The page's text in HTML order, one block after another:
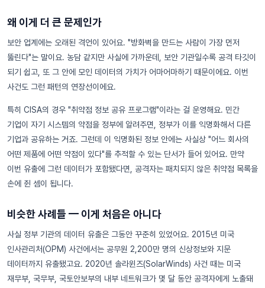
왜 이게 더 큰 문제인가
보안 업계에는 오래된 격언이 있어요. "방화벽을 만드는 사람이 가장 먼저
뚫린다"는 말이요. 농담 같지만 사실에 가까운데, 보안 기관일수록 공격 타깃이
되기 쉽고, 또 그 안에 모인 데이터의 가치가 어마어마하기 때문이에요. 이번
사건도 그런 패턴의 연장선이에요.
특히 CISA의 경우 "취약점 정보 공유 프로그램"이라는 걸 운영해요. 민간
기업이 자기 시스템의 약점을 정부에 알려주면, 정부가 이를 익명화해서 다른
기업과 공유하는 거죠. 그런데 이 익명화된 정보 안에는 사실상 "어느 회사의
어떤 제품에 어떤 약점이 있다"를 추적할 수 있는 단서가 들어 있어요. 만약
이번 유출에 그런 데이터가 포함됐다면, 공격자는 패치되지 않은 취약점 목록을
손에 쥔 셈이 됩니다.
비슷한 사례들 — 이게 처음은 아니다
사실 정부 기관의 데이터 유출은 그동안 꾸준히 있었어요. 2015년 미국
인사관리처(OPM) 사건에서는 공무원 2,200만 명의 신상정보와 지문
데이터까지 유출됐고요. 2020년 솔라윈즈(SolarWinds) 사건 때는 미국
재무부, 국무부, 국토안보부의 내부 네트워크가 몇 달 동안 공격자에게 노출돼